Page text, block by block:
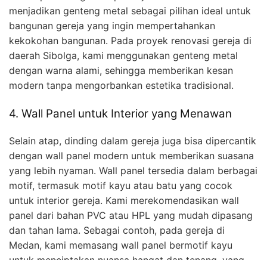
menjadikan genteng metal sebagai pilihan ideal untuk
bangunan gereja yang ingin mempertahankan
kekokohan bangunan. Pada proyek renovasi gereja di
daerah Sibolga, kami menggunakan genteng metal
dengan warna alami, sehingga memberikan kesan
modern tanpa mengorbankan estetika tradisional.
4. Wall Panel untuk Interior yang Menawan
Selain atap, dinding dalam gereja juga bisa dipercantik
dengan wall panel modern untuk memberikan suasana
yang lebih nyaman. Wall panel tersedia dalam berbagai
motif, termasuk motif kayu atau batu yang cocok
untuk interior gereja. Kami merekomendasikan wall
panel dari bahan PVC atau HPL yang mudah dipasang
dan tahan lama. Sebagai contoh, pada gereja di
Medan, kami memasang wall panel bermotif kayu